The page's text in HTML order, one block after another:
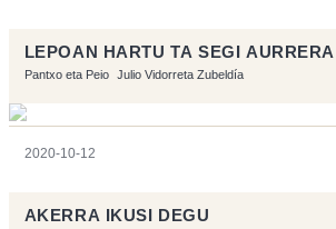
LEPOAN HARTU TA SEGI AURRERA
Pantxo eta Peio Julio Vidorreta Zubeldía
2020-10-12
AKERRA IKUSI DEGU